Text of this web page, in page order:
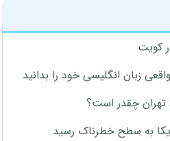
کویت
زبان انگلیسی خود را بدانید
به سطح خطرناک رسید